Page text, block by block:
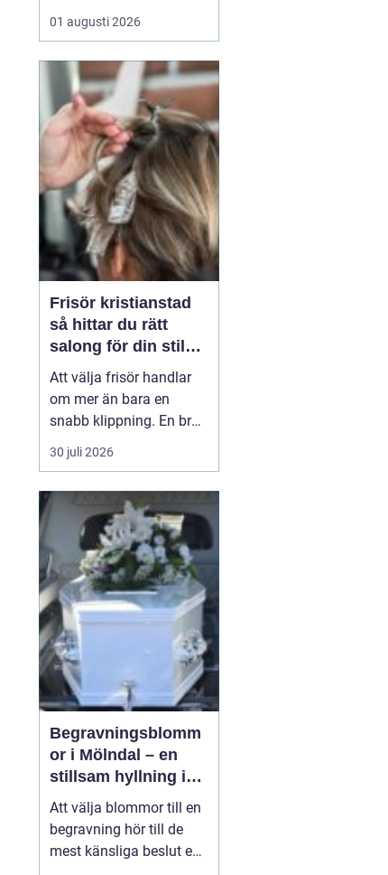
snabbt en naturlig
mötesplats för
fördjupning, eftertanke
och nya perspektiv. I en
universitetsstad med
stark kyrklig tradition...
01 augusti 2026
Frisör kristianstad
så hittar du rätt
salong för din stil
och vardag
Att välja frisör handlar
om mer än bara en
snabb klippning. En bra
salong blir ofta en trygg
punkt i vardagen, där
lyhördhet och atmosfär
väger lika tungt. I en
stad som Kristianstad
finns många alternativ,
men hur skiljer man ut
de...
30 juli 2026
Begravningsblomm
or i Mölndal – en
stillsam hyllning i
livets svåraste
stund
Att välja blommor till en
begravning hör till de
mest känsliga beslut en